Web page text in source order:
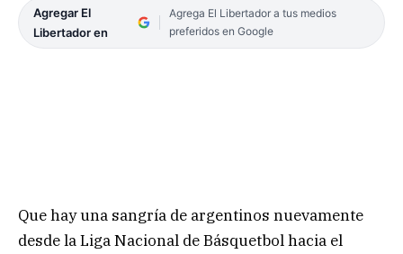
Agregar El
Libertador en
Agrega El Libertador a tus medios
preferidos en Google
Que hay una sangría de argentinos nuevamente
desde la Liga Nacional de Básquetbol hacia el